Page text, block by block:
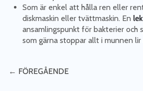
Som är enkel att hålla ren eller
diskmaskin eller tvättmaskin. En
ansamlingspunkt för bakterier och
som gärna stoppar allt i munnen
← FÖREGÅENDE